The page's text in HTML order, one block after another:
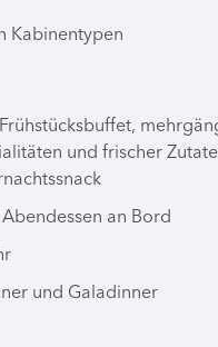
Kabinentypen
und frischer
an Bord
und Galadinner